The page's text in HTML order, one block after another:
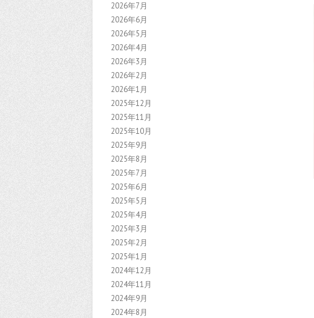
2026年7月
2026年6月
2026年5月
2026年4月
2026年3月
2026年2月
2026年1月
2025年12月
2025年11月
2025年10月
2025年9月
2025年8月
2025年7月
2025年6月
2025年5月
2025年4月
2025年3月
2025年2月
2025年1月
2024年12月
2024年11月
2024年9月
2024年8月